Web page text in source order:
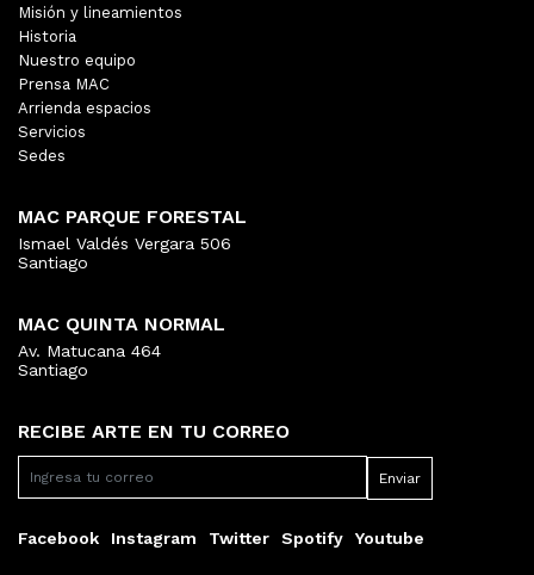
RECIBE ARTE EN TU CORREO
Facebook Instagram Twitter Spotify Youtube
Misión y lineamientos
Historia
Nuestro equipo
Prensa MAC
Arrienda espacios
Servicios
Sedes
MAC PARQUE FORESTAL
Ismael Valdés Vergara 506
Santiago
MAC QUINTA NORMAL
Av. Matucana 464
Santiago